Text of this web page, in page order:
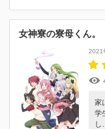
女神寮の寮母くん。
2021
家
学
し…